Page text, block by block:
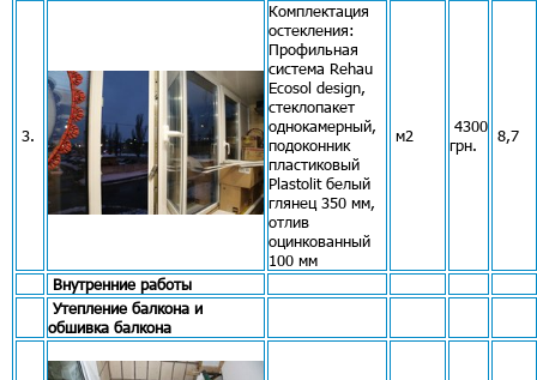
3.
Комплектация
остекления:
Профильная
система Rehau
Ecosol design,
стеклопакет
однокамерный,
подоконник
пластиковый
Plastolit белый
глянец 350 мм,
отлив
оцинкованный
100 мм
м2
4300
грн.
8,7
Внутренние работы
Утепление балкона и
обшивка балкона